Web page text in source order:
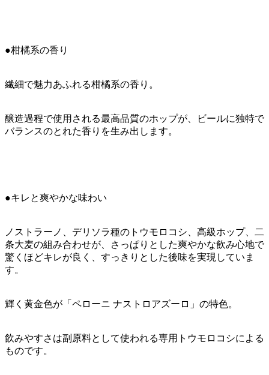
●柑橘系の香り
繊細で魅力あふれる柑橘系の香り。
醸造過程で使用される最高品質のホップが、ビールに独特で
バランスのとれた香りを生み出します。
●キレと爽やかな味わい
ノストラーノ、デリソラ種のトウモロコシ、高級ホップ、二
条大麦の組み合わせが、さっぱりとした爽やかな飲み心地で
驚くほどキレが良く、すっきりとした後味を実現していま
す。
輝く黄金色が「ペローニ ナストロアズーロ」の特色。
飲みやすさは副原料として使われる専用トウモロコシによる
ものです。